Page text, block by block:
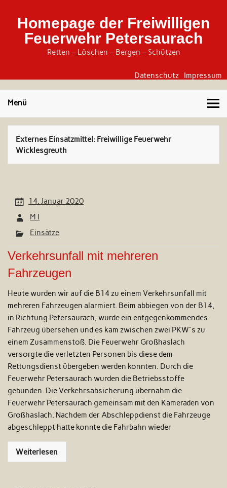
contentHomepage der Freiwilligen
Feuerwehr Petersaurach
Retten – Löschen – Bergen – Schützen
Datenschutz Impressum
Menü
Externes Einsatzmittel: Freiwillige Feuerwehr
Wicklesgreuth
14. Januar 2020
M I
Einsätze
Verkehrsunfall mit mehreren
Fahrzeugen
Heute wurden wir auf die B14 zu einem Verkehrsunfall mit
mehreren Fahrzeugen alarmiert. Beim abbiegen von der B14,
in Richtung Petersaurach, wurde ein entgegenkommendes
Fahrzeug übersehen und es kam zwischen zwei PKW´s zu
einem Zusammenstoß. Die Feuerwehr Großhaslach
versorgte die verletzten Personen bis diese dem
Rettungsdienst übergeben werden konnten. Durch die
Feuerwehr Petersaurach wurden die Betriebsstoffe
gebunden. Die Verkehrsabsicherung übernahm die
Feuerwehr Petersaurach gemeinsam mit den Kameraden von
Großhaslach. Nachdem der Abschleppdienst die Fahrzeuge
abgeschleppt hatte konnte die Fahrbahn wieder
Weiterlesen